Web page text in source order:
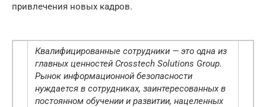
привлечения новых кадров.
Квалифицированные сотрудники — это одна из
главных ценностей Crosstech Solutions Group.
Рынок информационной безопасности
нуждается в сотрудниках, заинтересованных в
постоянном обучении и развитии, нацеленных